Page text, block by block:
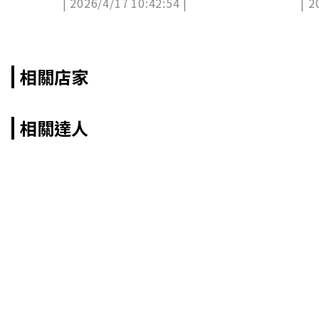
相關店家
相關達人